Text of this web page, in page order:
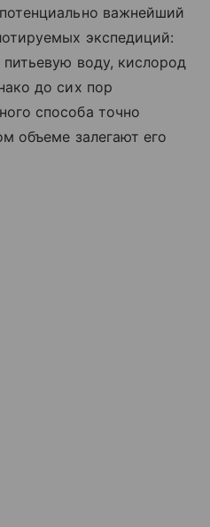
важнейший
экспедиций:
воду, кислород
до сих пор
способа точно
объеме залегают его